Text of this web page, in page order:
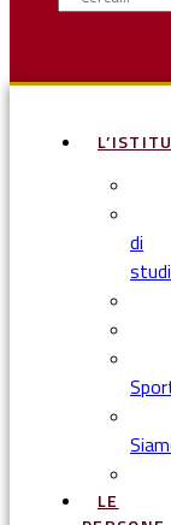
di
LE